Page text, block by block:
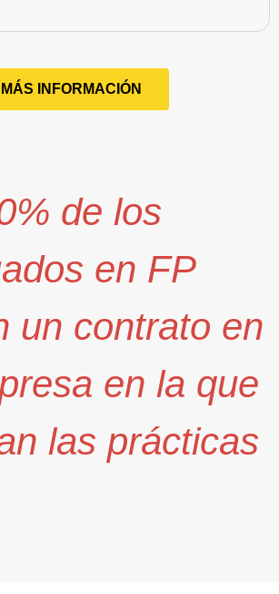
MÁS INFORMACIÓN
de los
en FP
un contrato en
en la que
las prácticas